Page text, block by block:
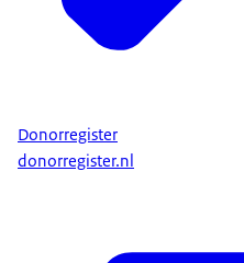
Donorregister
donorregister.nl